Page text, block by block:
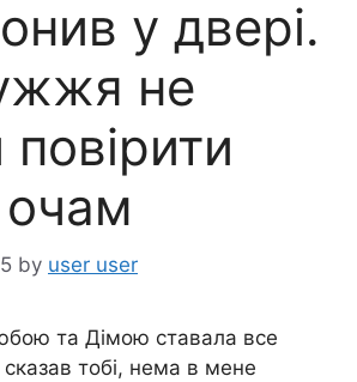
у двері.
не
очам
by user user
та Дімою ставала все
тобі, нема в мене